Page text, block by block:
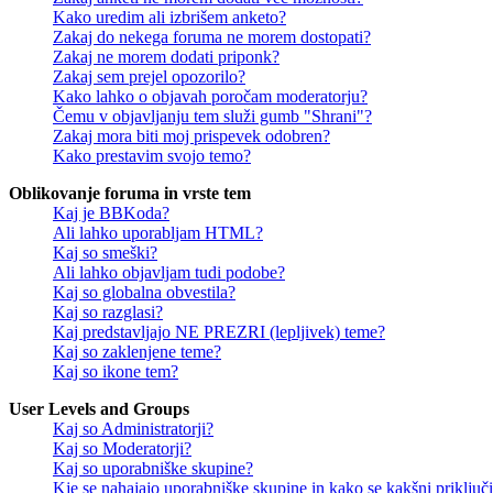
Kako uredim ali izbrišem anketo?
Zakaj do nekega foruma ne morem dostopati?
Zakaj ne morem dodati priponk?
Zakaj sem prejel opozorilo?
Kako lahko o objavah poročam moderatorju?
Čemu v objavljanju tem služi gumb "Shrani"?
Zakaj mora biti moj prispevek odobren?
Kako prestavim svojo temo?
Oblikovanje foruma in vrste tem
Kaj je BBKoda?
Ali lahko uporabljam HTML?
Kaj so smeški?
Ali lahko objavljam tudi podobe?
Kaj so globalna obvestila?
Kaj so razglasi?
Kaj predstavljajo NE PREZRI (lepljivek) teme?
Kaj so zaklenjene teme?
Kaj so ikone tem?
User Levels and Groups
Kaj so Administratorji?
Kaj so Moderatorji?
Kaj so uporabniške skupine?
Kje se nahajajo uporabniške skupine in kako se kakšni